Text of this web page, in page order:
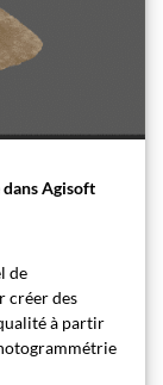
dans Agisoft
de
créer des
à partir